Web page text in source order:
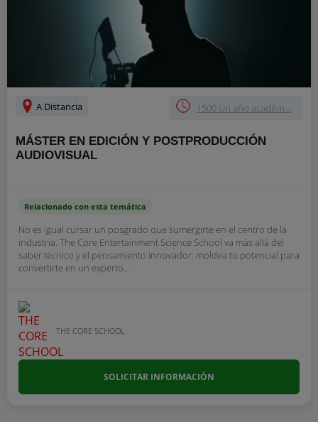
A Distancia 1500 Un año académ...
MÁSTER EN EDICIÓN Y POSTPRODUCCIÓN
AUDIOVISUAL
Relacionado con esta temática
No es igual cursar un posgrado que sumergirte en el centro de la
industria. The Core Entertainment Science School va más allá del
saber técnico y el pensamiento innovador: moldea tu potencial para
convertirte en un experto...
THE CORE SCHOOL
SOLICITAR INFORMACIÓN